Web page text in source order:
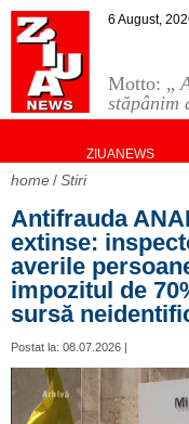
Motto: „
stăpânim
6 August,
ZIUANEWS
home Stiri
Antifrauda
extinse:
averile
impozitul de
sursă
Postat la: 08.07.2026 |